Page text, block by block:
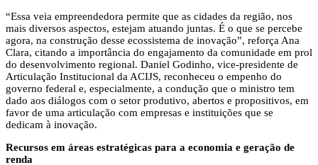
“Essa veia empreendedora permite que as cidades da região, nos
mais diversos aspectos, estejam atuando juntas. É o que se percebe
agora, na construção desse ecossistema de inovação”, reforça Ana
Clara, citando a importância do engajamento da comunidade em prol
do desenvolvimento regional. Daniel Godinho, vice-presidente de
Articulação Institucional da ACIJS, reconheceu o empenho do
governo federal e, especialmente, a condução que o ministro tem
dado aos diálogos com o setor produtivo, abertos e propositivos, em
favor de uma articulação com empresas e instituições que se
dedicam à inovação.
Recursos em áreas estratégicas para a economia e geração de
renda